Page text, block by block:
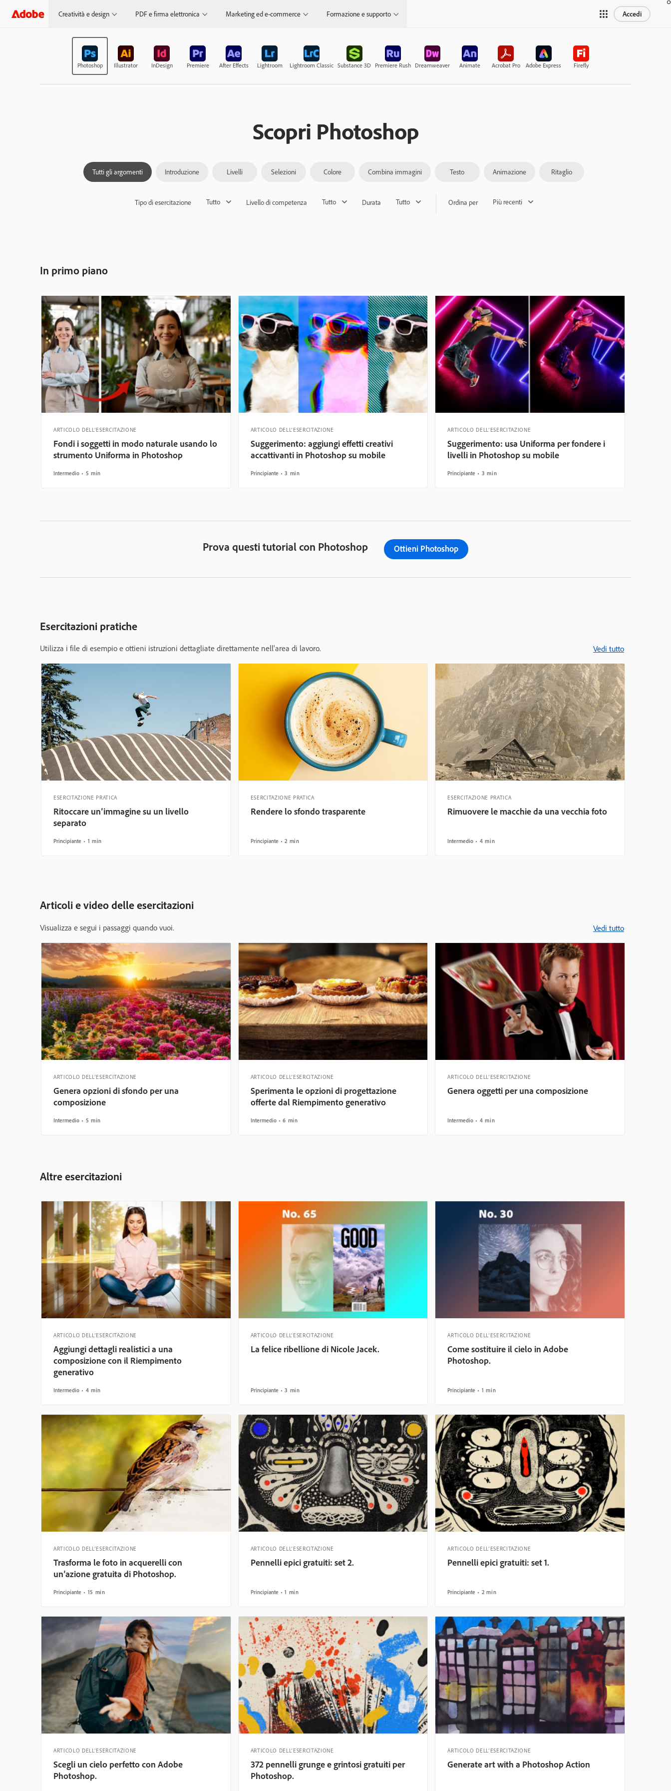
Creatività e design PDF e firma elettronica Marketing ed e-commerce Formazione e supporto Accedi
Photoshop Illustrator InDesign Premiere After Effects Lightroom Lightroom Classic Substance 3D Premiere Rush Dreamweaver Animate Acrobat Pro Adobe Express Firefly
Scopri Photoshop
Tutti gli argomenti Introduzione Livelli Selezioni Colore Combina immagini Testo Animazione Ritaglio
Tipo di esercitazione Tutto Livello di competenza Tutto Durata Tutto Ordina per Più recenti
In primo piano
ARTICOLO DELL’ESERCITAZIONE
Fondi i soggetti in modo naturale usando lo
strumento Uniforma in Photoshop
Intermedio 5 min
ARTICOLO DELL’ESERCITAZIONE
Suggerimento: aggiungi effetti creativi
accattivanti in Photoshop su mobile
Principiante 3 min
ARTICOLO DELL’ESERCITAZIONE
Suggerimento: usa Uniforma per fondere i
livelli in Photoshop su mobile
Principiante 3 min
Prova questi tutorial con Photoshop Ottieni Photoshop
Esercitazioni pratiche
Utilizza i file di esempio e ottieni istruzioni dettagliate direttamente nell'area di lavoro. Vedi tutto
ESERCITAZIONE PRATICA
Ritoccare un’immagine su un livello
separato
Principiante 1 min
ESERCITAZIONE PRATICA
Rendere lo sfondo trasparente
Principiante 2 min
ESERCITAZIONE PRATICA
Rimuovere le macchie da una vecchia foto
Intermedio 4 min
Articoli e video delle esercitazioni
Visualizza e segui i passaggi quando vuoi. Vedi tutto
ARTICOLO DELL’ESERCITAZIONE
Genera opzioni di sfondo per una
composizione
Intermedio 5 min
ARTICOLO DELL’ESERCITAZIONE
Sperimenta le opzioni di progettazione
offerte dal Riempimento generativo
Intermedio 6 min
ARTICOLO DELL’ESERCITAZIONE
Genera oggetti per una composizione
Intermedio 4 min
Altre esercitazioni
ARTICOLO DELL’ESERCITAZIONE
Aggiungi dettagli realistici a una
composizione con il Riempimento
generativo
Intermedio 4 min
ARTICOLO DELL’ESERCITAZIONE
La felice ribellione di Nicole Jacek.
Principiante 3 min
ARTICOLO DELL’ESERCITAZIONE
Come sostituire il cielo in Adobe
Photoshop.
Principiante 1 min
ARTICOLO DELL’ESERCITAZIONE
Trasforma le foto in acquerelli con
un’azione gratuita di Photoshop.
Principiante 15 min
ARTICOLO DELL’ESERCITAZIONE
Pennelli epici gratuiti: set 2.
Principiante 1 min
ARTICOLO DELL’ESERCITAZIONE
Pennelli epici gratuiti: set 1.
Principiante 2 min
ARTICOLO DELL’ESERCITAZIONE
Scegli un cielo perfetto con Adobe
Photoshop.
ARTICOLO DELL’ESERCITAZIONE
372 pennelli grunge e grintosi gratuiti per
Photoshop.
ARTICOLO DELL’ESERCITAZIONE
Generate art with a Photoshop Action